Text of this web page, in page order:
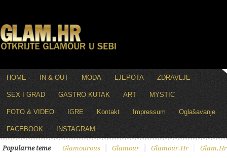
HOME IN & OUT MODA LJEPOTA ZDRAVLJE
SEX I GRAD GASTRO KUTAK ART MYSTIC
FOTO & VIDEO IGRE Kontakt Impressum Oglašavanje
FACEBOOK INSTAGRAM
Popularne teme Glamourous Glamour Glamour.hr Glam.hr